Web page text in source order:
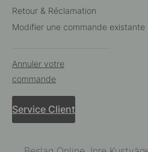
Retour & Réclamation
Modifier une commande existante
Annuler votre
commande
Service Client